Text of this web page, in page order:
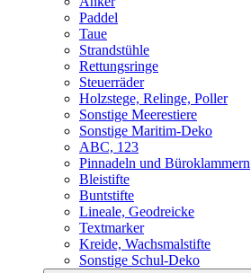
Paddel
Taue
Strandstühle
Rettungsringe
Steuerräder
Holzstege, Relinge, Poller
Sonstige Meerestiere
Sonstige Maritim-Deko
ABC, 123
Pinnadeln und Büroklammern
Bleistifte
Buntstifte
Lineale, Geodreicke
Textmarker
Kreide, Wachsmalstifte
Sonstige Schul-Deko